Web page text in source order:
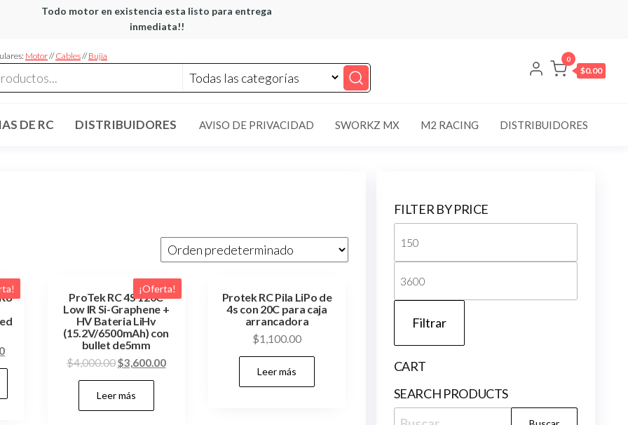
Todo motor en existencia esta listo para entrega
inmediata!!
Motor//Cables//Bujia 0
$0.00
DE RC DISTRIBUIDORES AVISO DE PRIVACIDAD SWORKZ MX M2 RACING DISTRIBUIDORES
El
precio
es:
¡Oferta!
ProTek RC 4S 120C
Low IR Si-Graphene +
HV Bateria LiHv
(15.2V/6500mAh) con
bullet de5mm
$4,000.00El
precio
original
era:
$3,600.00El
Leer más
Protek RC Pila LiPo de
4s con 20C para caja
arrancadora
$1,100.00
Leer más
FILTER BY PRICE
mínimo
máximo
Filtrar
CART
SEARCH PRODUCTS
Buscar: